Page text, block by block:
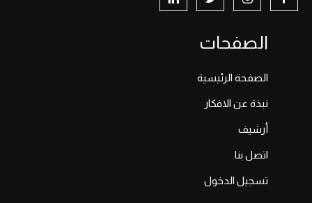
الصفحات
الصفحة الرئيسية
نبذة عن الافكار
أرشيف
اتصل بنا
تسجيل الدخول